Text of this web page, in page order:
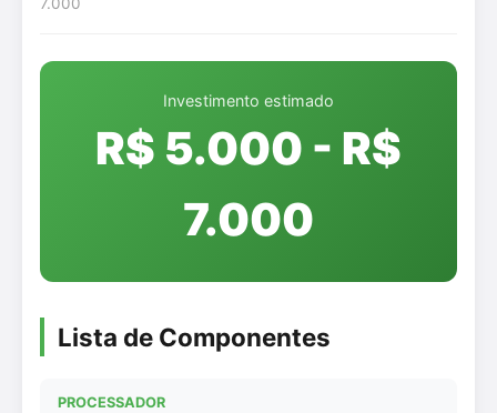
Investimento estimado
R$ 5.000 - R$
7.000
Lista de Componentes
PROCESSADOR